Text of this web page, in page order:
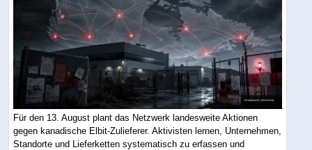
Für den 13. August plant das Netzwerk landesweite Aktionen
gegen kanadische Elbit-Zulieferer. Aktivisten lernen, Unternehmen,
Standorte und Lieferketten systematisch zu erfassen und